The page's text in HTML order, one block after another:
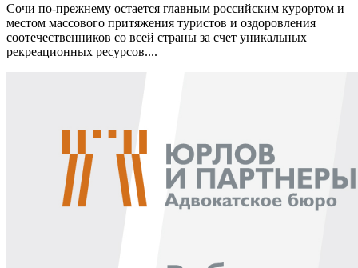
Сочи по-прежнему остается главным российским курортом и
местом массового притяжения туристов и оздоровления
соотечественников со всей страны за счет уникальных
рекреационных ресурсов....